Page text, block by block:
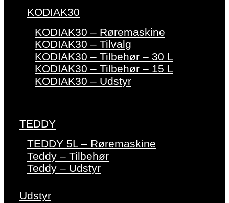
KODIAK30
KODIAK30 – Røremaskine
KODIAK30 – Tilvalg
KODIAK30 – Tilbehør – 30 L
KODIAK30 – Tilbehør – 15 L
KODIAK30 – Udstyr
TEDDY
TEDDY 5L – Røremaskine
Teddy – Tilbehør
Teddy – Udstyr
Udstyr